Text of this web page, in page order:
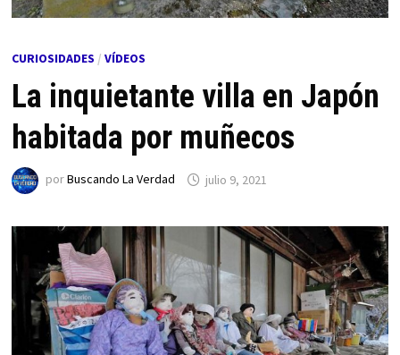
CURIOSIDADES / VÍDEOS
La inquietante villa en Japón
habitada por muñecos
porBuscando La Verdad julio 9, 2021